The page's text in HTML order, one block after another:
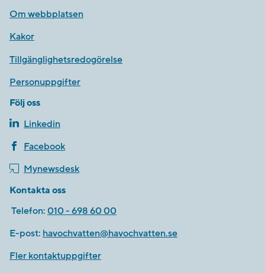
Om webbplatsen
Kakor
Tillgänglighetsredogörelse
Personuppgifter
Följ oss
Linkedin
Facebook
Mynewsdesk
Kontakta oss
Telefon: 010 - 698 60 00
E-post: havochvatten@havochvatten.se
Fler kontaktuppgifter